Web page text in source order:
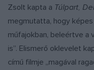
Zsolt kapta a Túlpart,
megmutatta, hogy
műfajokban, beleértve a
is”. Elismerő oklevelet
című filmje „magával